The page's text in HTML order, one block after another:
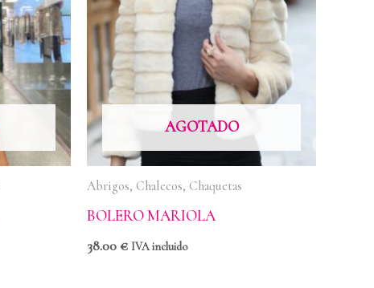
AGOTADO
Abrigos, Chalecos, Chaquetas
BOLERO MARIOLA
38.00€ IVA incluido